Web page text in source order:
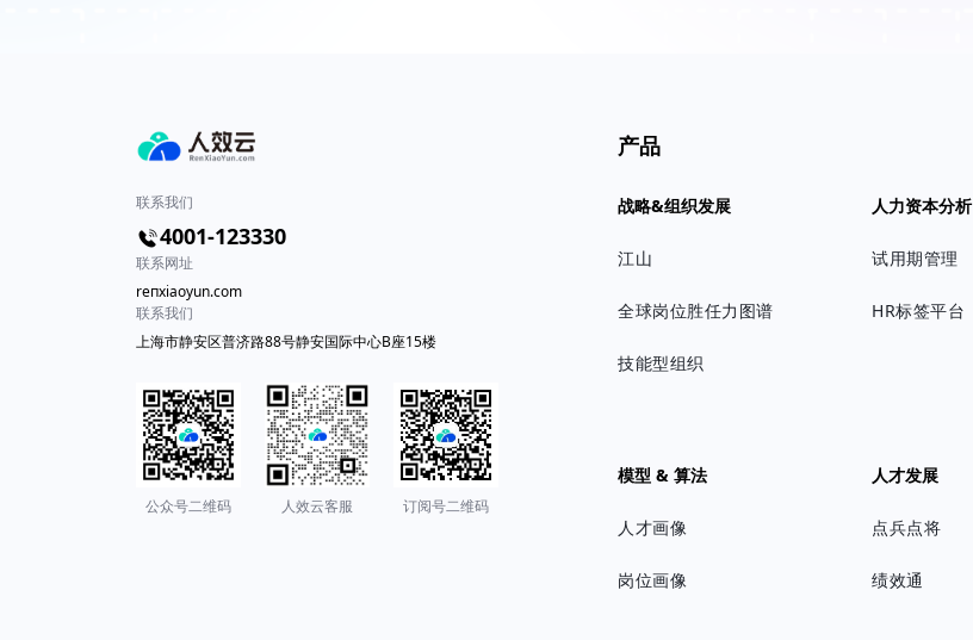
联系我们
4001-123330
联系网址
reпxiaоyun.com
联系我们
上海市静安区普济路88号静安国际中心B座15楼
公众号二维码 人效云客服 订阅号二维码
产品
战略&组织发展
江山
全球岗位胜任力图谱
技能型组织
人力资本分析
试用期管理
HR标签平台
模型 & 算法
人才画像
岗位画像
人才发展
点兵点将
绩效通